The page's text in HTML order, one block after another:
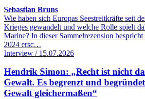
Sebastian Bruns
Wie haben sich Europas Seestreitkräfte seit
Krieges gewandelt und welche Rolle spielt
Marine? In dieser Sammelrezension
2024 ersc…
Interview / 15.07.2026
Hendrik Simon: „Recht ist nicht
Gewalt. Es begrenzt und
Gewalt gleichermaßen“